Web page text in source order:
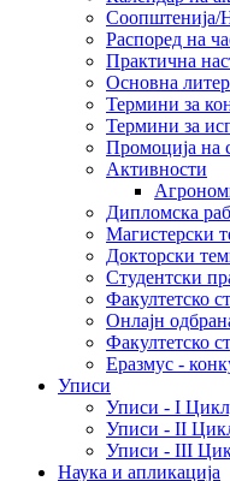
Соопштенија/
Распоред на
Практична
Основна
Термини за
Термини за
Промоција на
Активности
Дипломска
Магистерски
Докторски
Студентски
Факултетско
Онлајн
Факултетско
Еразмус -
Уписи
Уписи - I
Уписи - II
Уписи - III
Наука и апликација